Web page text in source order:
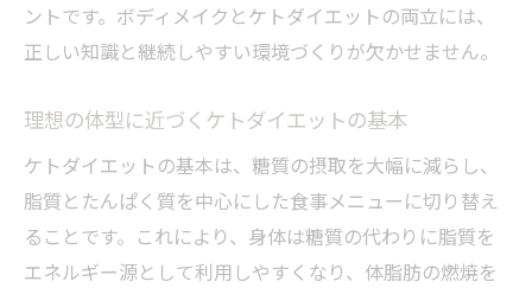
ントです。ボディメイクとケトダイエットの両立には、
正しい知識と継続しやすい環境づくりが欠かせません。
理想の体型に近づくケトダイエットの基本
ケトダイエットの基本は、糖質の摂取を大幅に減らし、
脂質とたんぱく質を中心にした食事メニューに切り替え
ることです。これにより、身体は糖質の代わりに脂質を
エネルギー源として利用しやすくなり、体脂肪の燃焼を